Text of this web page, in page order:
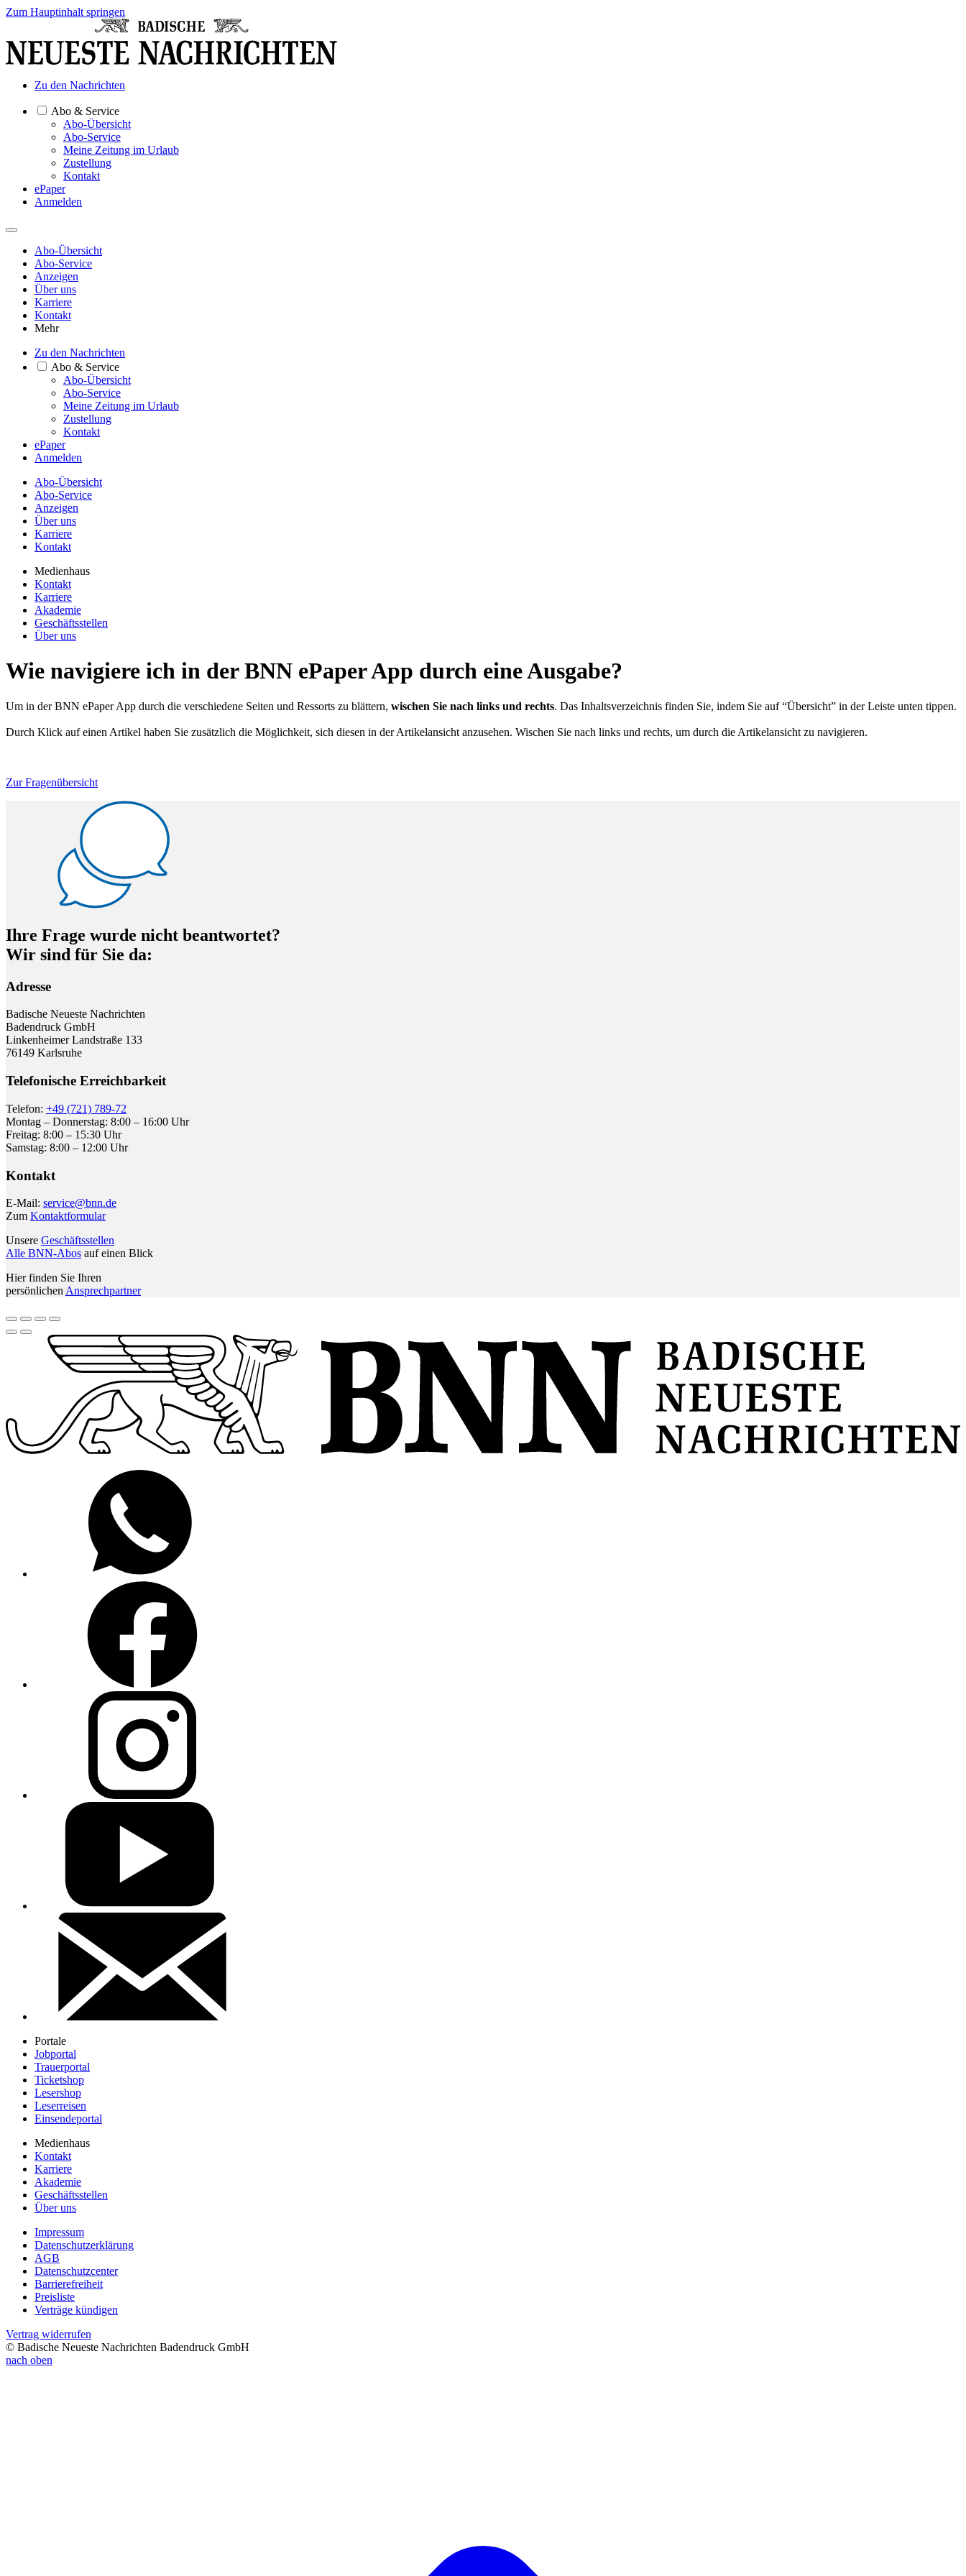
Zum Hauptinhalt springen
Zu den Nachrichten
Abo & Service
Abo-Übersicht
Abo-Service
Meine Zeitung im Urlaub
Zustellung
Kontakt
ePaper
Anmelden
Abo-Übersicht
Abo-Service
Anzeigen
Über uns
Karriere
Kontakt
Mehr
Zu den Nachrichten
Abo & Service
Abo-Übersicht
Abo-Service
Meine Zeitung im Urlaub
Zustellung
Kontakt
ePaper
Anmelden
Abo-Übersicht
Abo-Service
Anzeigen
Über uns
Karriere
Kontakt
Medienhaus
Kontakt
Karriere
Akademie
Geschäftsstellen
Über uns
Wie navigiere ich in der BNN ePaper App durch eine Ausgabe?
Um in der BNN ePaper App durch die verschiedene Seiten und Ressorts zu blättern, wischen Sie nach links und rechts. Das Inhaltsverzeichnis finden Sie, indem Sie auf “Übersicht” in der Leiste unten tippen.
Durch Klick auf einen Artikel haben Sie zusätzlich die Möglichkeit, sich diesen in der Artikelansicht anzusehen. Wischen Sie nach links und rechts, um durch die Artikelansicht zu navigieren.
Zur Fragenübersicht
Ihre Frage wurde nicht beantwortet?
Wir sind für Sie da:
Adresse
Badische Neueste Nachrichten
Badendruck GmbH
Linkenheimer Landstraße 133
76149 Karlsruhe
Telefonische Erreichbarkeit
Telefon: +49 (721) 789-72
Montag – Donnerstag: 8:00 – 16:00 Uhr
Freitag: 8:00 – 15:30 Uhr
Samstag: 8:00 – 12:00 Uhr
Kontakt
E-Mail: service@bnn.de
Zum Kontaktformular
Unsere Geschäftsstellen
Alle BNN-Abos auf einen Blick
Hier finden Sie Ihren
persönlichen Ansprechpartner
Portale
Jobportal
Trauerportal
Ticketshop
Lesershop
Leserreisen
Einsendeportal
Medienhaus
Kontakt
Karriere
Akademie
Geschäftsstellen
Über uns
Impressum
Datenschutzerklärung
AGB
Datenschutzcenter
Barrierefreiheit
Preisliste
Verträge kündigen
Vertrag widerrufen
© Badische Neueste Nachrichten Badendruck GmbH
nach oben